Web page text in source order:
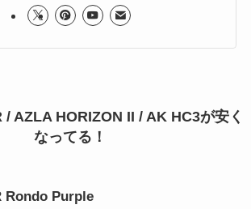
AZLA HORIZON II / AK HC3が安く
なってる！
Rondo Purple